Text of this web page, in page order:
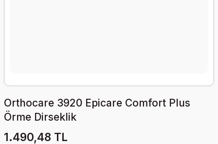
Orthocare 3920 Epicare Comfort Plus
Örme Dirseklik
1.490,48 TL